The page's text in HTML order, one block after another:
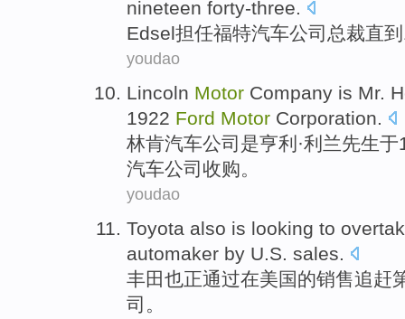
nineteen forty-three.
Edsel担任福特汽车公司 总裁直到
youdao
Lincoln Motor Company is Mr.
1922 Ford Motor Corporation.
林肯汽车公司 是亨利·利兰先生于
汽车公司收购。
youdao
Toyota also is looking to
automaker by U.S. sales.
丰田也正通过在美国的销售追赶
司。